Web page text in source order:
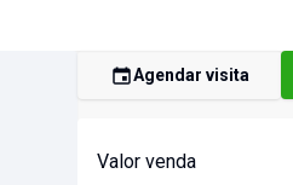
Agendar visita
Valor venda